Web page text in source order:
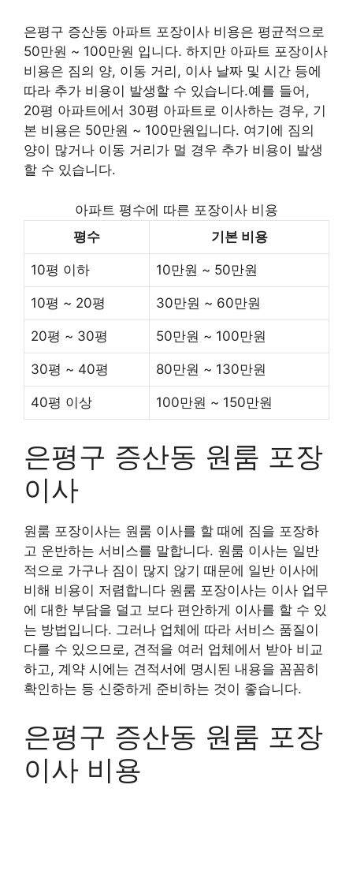
은평구 증산동 아파트 포장이사 비용은 평균적으로
50만원 ~ 100만원 입니다. 하지만 아파트 포장이사
비용은 짐의 양, 이동 거리, 이사 날짜 및 시간 등에
따라 추가 비용이 발생할 수 있습니다.예를 들어,
20평 아파트에서 30평 아파트로 이사하는 경우, 기
본 비용은 50만원 ~ 100만원입니다. 여기에 짐의
양이 많거나 이동 거리가 멀 경우 추가 비용이 발생
할 수 있습니다.
아파트 평수에 따른 포장이사 비용
평수
기본 비용
10평 이하 10만원 ~ 50만원
10평 ~ 20평 30만원 ~ 60만원
20평 ~ 30평 50만원 ~ 100만원
30평 ~ 40평 80만원 ~ 130만원
40평 이상 100만원 ~ 150만원
은평구 증산동 원룸 포장
이사
원룸 포장이사는 원룸 이사를 할 때에 짐을 포장하
고 운반하는 서비스를 말합니다. 원룸 이사는 일반
적으로 가구나 짐이 많지 않기 때문에 일반 이사에
비해 비용이 저렴합니다 원룸 포장이사는 이사 업무
에 대한 부담을 덜고 보다 편안하게 이사를 할 수 있
는 방법입니다. 그러나 업체에 따라 서비스 품질이
다를 수 있으므로, 견적을 여러 업체에서 받아 비교
하고, 계약 시에는 견적서에 명시된 내용을 꼼꼼히
확인하는 등 신중하게 준비하는 것이 좋습니다.
은평구 증산동 원룸 포장
이사 비용